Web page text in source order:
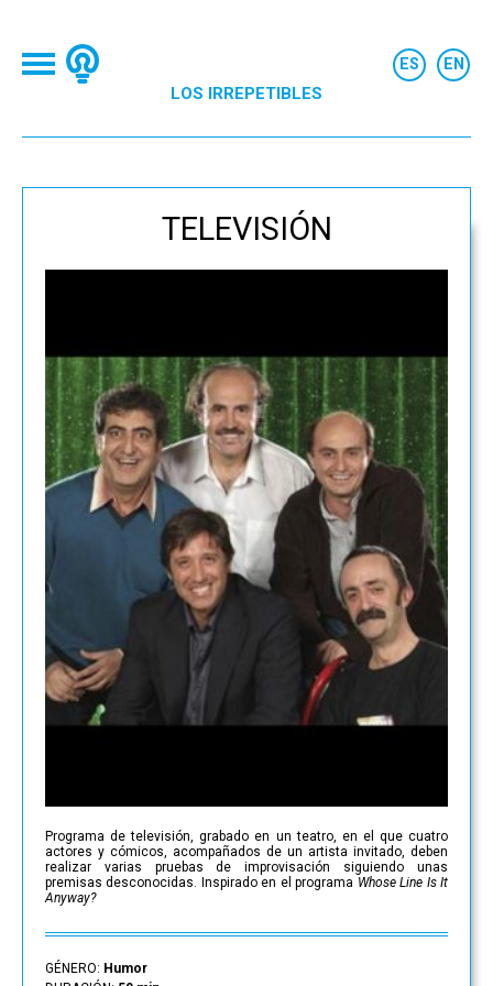
LOS IRREPETIBLES
TELEVISIÓN
Programa de televisión, grabado en un teatro, en el que cuatro
actores y cómicos, acompañados de un artista invitado, deben
realizar varias pruebas de improvisación siguiendo unas
premisas desconocidas. Inspirado en el programa Whose Line Is It
Anyway?
GÉNERO: Humor